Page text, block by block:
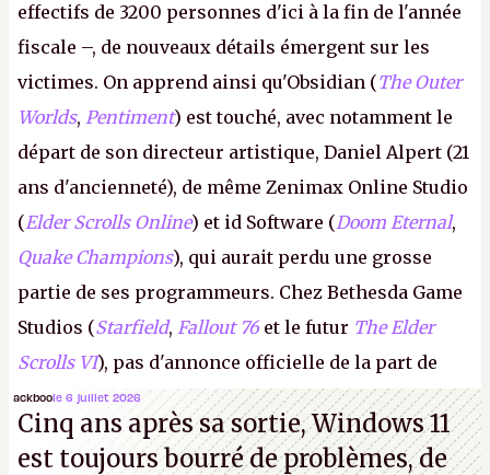
effectifs de 3200 personnes d'ici à la fin de l'année
fiscale –, de nouveaux détails émergent sur les
victimes. On apprend ainsi qu'Obsidian (The Outer
Worlds, Pentiment) est touché, avec notamment le
départ de son directeur artistique, Daniel Alpert (21
ans d'ancienneté), de même Zenimax Online Studio
(Elder Scrolls Online) et id Software (Doom Eternal,
Quake Champions), qui aurait perdu une grosse
partie de ses programmeurs. Chez Bethesda Game
Studios (Starfield, Fallout 76 et le futur The Elder
Scrolls VI), pas d'annonce officielle de la part de
Microsoft, mais le syndicat des employés confirme
de nombreux licenciements.A.
ackboole 6 juillet 2026
Cinq ans après sa sortie, Windows 11
est toujours bourré de problèmes, de